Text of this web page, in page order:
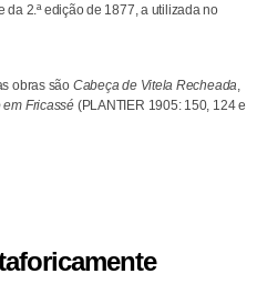
da 2.ª edição de 1877, a utilizada no
obras são Cabeça de Vitela Recheada
Fricassé(PLANTIER 1905: 150, 124 e